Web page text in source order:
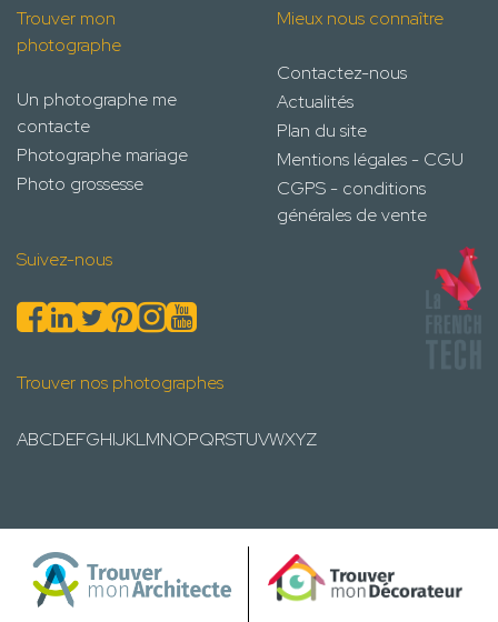
Trouver mon
photographe
Un photographe me
contacte
Photographe mariage
Photo grossesse
Mieux nous connaître
Contactez-nous
Actualités
Plan du site
Mentions légales - CGU
CGPS - conditions
générales de vente
Suivez-nous
Trouver nos photographes
ABCDEFGHIJKLMNOPQRSTUVWXYZ